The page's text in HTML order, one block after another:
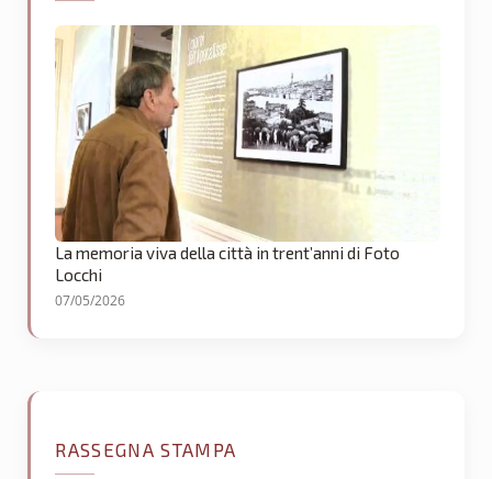
La memoria viva della città in trent’anni di Foto
Locchi
07/05/2026
RASSEGNA STAMPA